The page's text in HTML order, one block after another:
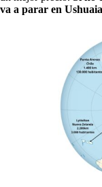
va a parar en